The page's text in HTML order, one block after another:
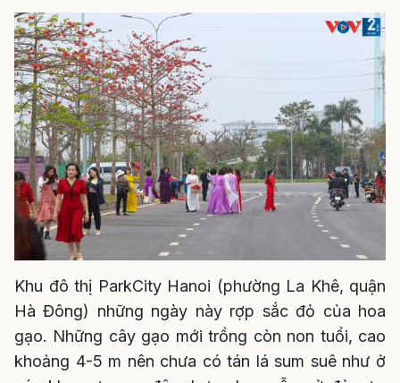
Khu đô thị ParkCity Hanoi (phường La Khê, quận
Hà Đông) những ngày này rợp sắc đỏ của hoa
gạo. Những cây gạo mới trồng còn non tuổi, cao
khoảng 4-5 m nên chưa có tán lá sum suê như ở